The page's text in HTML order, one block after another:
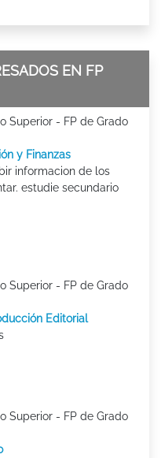
EN FP
Superior - FP de Grado
y Finanzas
informacion de los
estudie secundario
Superior - FP de Grado
Editorial
Superior - FP de Grado